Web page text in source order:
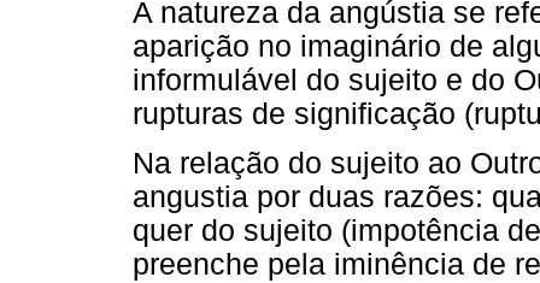
A natureza da angústia se
aparição no imaginário de
informulável do sujeito e do
rupturas de significação
Na relação do sujeito ao
angustia por duas razões:
quer do sujeito (impotência
preenche pela iminência de